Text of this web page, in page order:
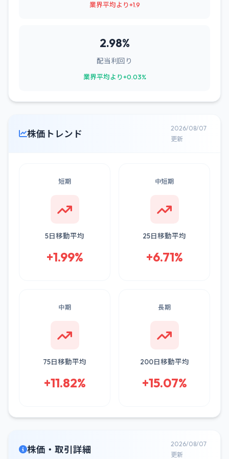
業界平均より+1.9
2.98%
配当利回り
業界平均より+0.03%
株価トレンド
2026/08/07
更新
短期
5日移動平均
+1.99%
中短期
25日移動平均
+6.71%
中期
75日移動平均
+11.82%
長期
200日移動平均
+15.07%
株価・取引詳細
2026/08/07
更新